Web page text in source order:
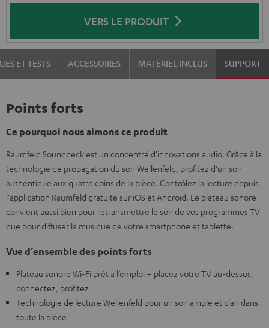
VERS LE PRODUIT
ET TESTS ACCESSOIRES MATÉRIEL INCLUS SUPPORT
Points forts
Ce pourquoi nous aimons ce produit
Raumfeld Sounddeck est un concentré d'innovations audio. Grâce à la
technologie de propagation du son Wellenfeld, profitez d'un son
authentique aux quatre coins de la pièce. Contrôlez la lecture depuis
l'application Raumfeld gratuite sur iOS et Android. Le plateau sonore
convient aussi bien pour retransmettre le son de vos programmes TV
que pour diffuser la musique de votre smartphone et tablette.
Vue d’ensemble des points forts
Plateau sonore Wi-Fi prêt à l’emploi – placez votre TV au-dessus,
connectez, profitez
Technologie de lecture Wellenfeld pour un son ample et clair dans
toute la pièce